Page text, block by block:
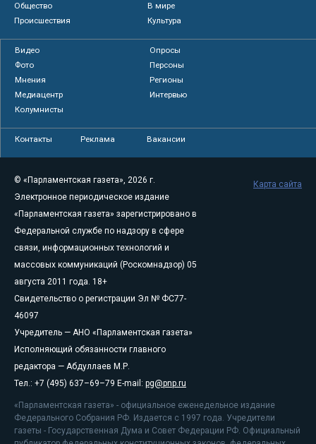
Общество
В мире
Происшествия
Культура
Видео
Опросы
Фото
Персоны
Мнения
Регионы
Медиацентр
Интервью
Колумнисты
Контакты Реклама Вакансии
© «Парламентская газета», 2026 г.
Электронное периодическое издание
«Парламентская газета» зарегистрировано в
Федеральной службе по надзору в сфере
связи, информационных технологий и
массовых коммуникаций (Роскомнадзор) 05
августа 2011 года. 18+
Свидетельство о регистрации Эл № ФС77-
46097
Учредитель — АНО «Парламентская газета»
Исполняющий обязанности главного
редактора — Абдуллаев М.Р.
Тел.: +7 (495) 637–69–79 E-mail: pg@pnp.ru
«Парламентская газета» - официальное еженедельное издание
Федерального Собрания РФ. Издается с 1997 года. Учредители
газеты - Государственная Дума и Совет Федерации РФ. Официальный
Карта сайта